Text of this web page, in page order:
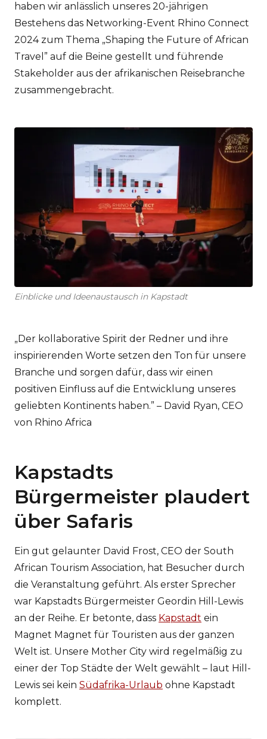
haben wir anlässlich unseres 20-jährigen
Bestehens das Networking-Event Rhino Connect
2024 zum Thema „Shaping the Future of African
Travel” auf die Beine gestellt und führende
Stakeholder aus der afrikanischen Reisebranche
zusammengebracht.
Einblicke und Ideenaustausch in Kapstadt
„Der kollaborative Spirit der Redner und ihre
inspirierenden Worte setzen den Ton für unsere
Branche und sorgen dafür, dass wir einen
positiven Einfluss auf die Entwicklung unseres
geliebten Kontinents haben.” – David Ryan, CEO
von Rhino Africa
Kapstadts
Bürgermeister plaudert
über Safaris
Ein gut gelaunter David Frost, CEO der South
African Tourism Association, hat Besucher durch
die Veranstaltung geführt. Als erster Sprecher
war Kapstadts Bürgermeister Geordin Hill-Lewis
an der Reihe. Er betonte, dass Kapstadt ein
Magnet Magnet für Touristen aus der ganzen
Welt ist. Unsere Mother City wird regelmäßig zu
einer der Top Städte der Welt gewählt – laut Hill-
Lewis sei kein Südafrika-Urlaub ohne Kapstadt
komplett.